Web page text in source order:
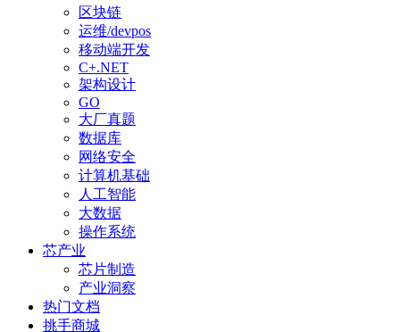
区块链
运维/devpos
移动端开发
C+.NET
架构设计
GO
大厂真题
数据库
网络安全
计算机基础
人工智能
大数据
操作系统
芯产业
芯片制造
产业洞察
热门文档
挑手商城